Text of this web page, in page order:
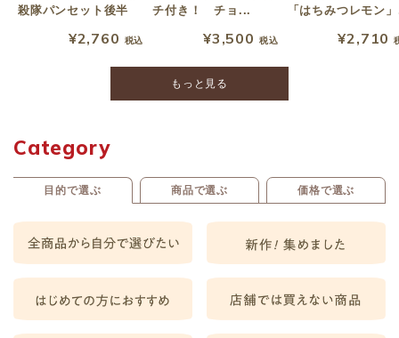
殺隊パンセット後半
¥2,760 税込
チ付き！ チョ...
¥3,500 税込
「はちみつレモン
¥2,710
もっと見る
Category
目的で選ぶ 商品で選ぶ 価格で選ぶ